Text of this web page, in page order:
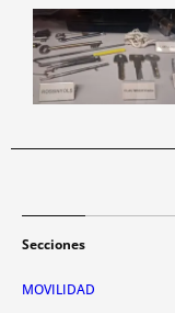
Secciones
MOVILIDAD